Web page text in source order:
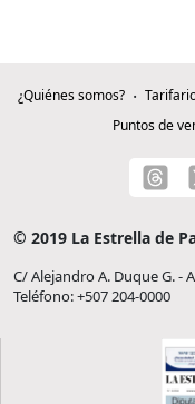
¿Quiénes somos?
Puntos de
© 2019 La Estrella de
C/ Alejandro A. Duque G. -
Teléfono: +507 204-0000